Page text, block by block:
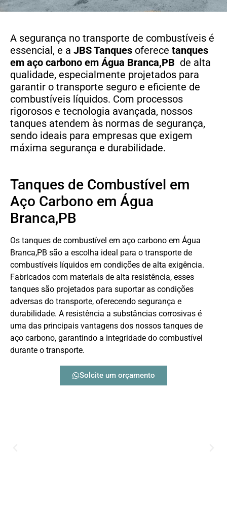
A segurança no transporte de combustíveis é
essencial, e a JBS Tanques oferece tanques
em aço carbono em Água Branca,PB de alta
qualidade, especialmente projetados para
garantir o transporte seguro e eficiente de
combustíveis líquidos. Com processos
rigorosos e tecnologia avançada, nossos
tanques atendem às normas de segurança,
sendo ideais para empresas que exigem
máxima segurança e durabilidade.
Tanques de Combustível em
Aço Carbono em Água
Branca,PB
Os tanques de combustível em aço carbono em Água
Branca,PB são a escolha ideal para o transporte de
combustíveis líquidos em condições de alta exigência.
Fabricados com materiais de alta resistência, esses
tanques são projetados para suportar as condições
adversas do transporte, oferecendo segurança e
durabilidade. A resistência a substâncias corrosivas é
uma das principais vantagens dos nossos tanques de
aço carbono, garantindo a integridade do combustível
durante o transporte.
Solcite um orçamento